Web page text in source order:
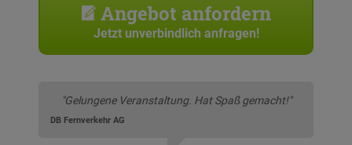
Angebot anfordern
Jetzt unverbindlich anfragen!
"Gelungene Veranstaltung. Hat Spaß gemacht!"
DB Fernverkehr AG